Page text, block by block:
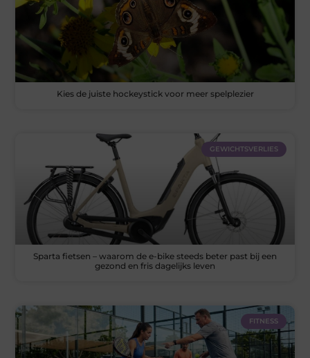
Kies de juiste hockeystick voor meer spelplezier
GEWICHTSVERLIES
Sparta fietsen – waarom de e-bike steeds beter past bij een
gezond en fris dagelijks leven
FITNESS